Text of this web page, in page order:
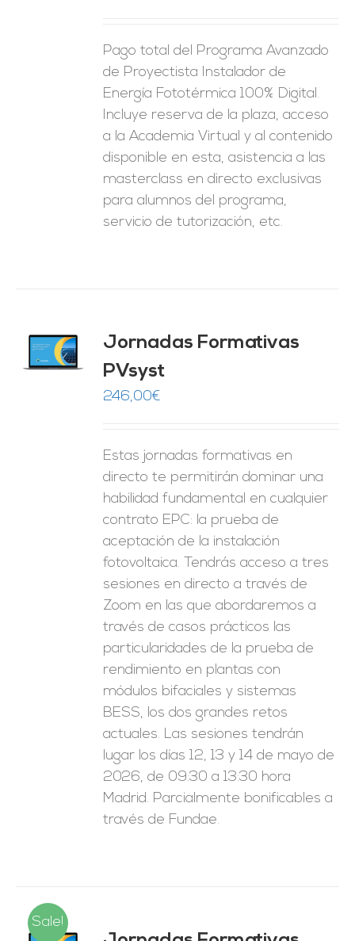
Pago total del Programa Avanzado
de Proyectista Instalador de
Energía Fototérmica 100% Digital.
Incluye reserva de la plaza, acceso
a la Academia Virtual y al contenido
disponible en esta, asistencia a las
masterclass en directo exclusivas
para alumnos del programa,
servicio de tutorización, etc.
Jornadas Formativas
PVsyst
246,00€
Estas jornadas formativas en
directo te permitirán dominar una
habilidad fundamental en cualquier
contrato EPC: la prueba de
aceptación de la instalación
fotovoltaica. Tendrás acceso a tres
sesiones en directo a través de
Zoom en las que abordaremos a
través de casos prácticos las
particularidades de la prueba de
rendimiento en plantas con
módulos bifaciales y sistemas
BESS, los dos grandes retos
actuales. Las sesiones tendrán
lugar los días 12, 13 y 14 de mayo de
2026, de 09:30 a 13:30 hora
Madrid. Parcialmente bonificables a
través de Fundae.
Sale!